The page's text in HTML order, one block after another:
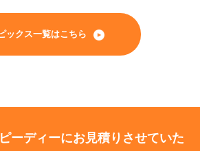
ックス一覧はこちら
ーディーにお見積りさせていた